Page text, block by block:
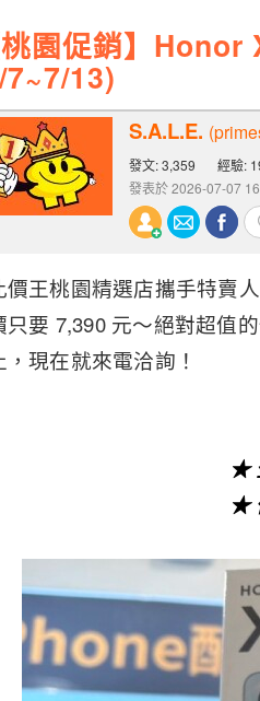
桃園促銷】
13)
S.A.L.E.
發文: 3,359
經驗:
發表於 2026-07-07
價王桃園精選店攜手特賣
只要 7,390 元～絕對超值
，現在就來電洽詢！
★
★